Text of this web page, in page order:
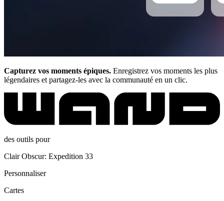
Capturez vos moments épiques. Enregistrez vos moments les plus
légendaires et partagez-les avec la communauté en un clic.
des outils pour
Clair Obscur: Expedition 33
Personnaliser
Cartes